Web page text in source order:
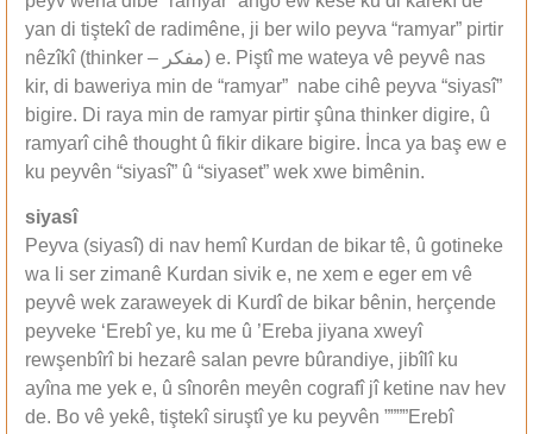
yan di tiştekî de radimêne, ji ber wilo peyva “ramyar” pirtir
nêzîkî (thinker – مفكر) e. Piştî me wateya vê peyvê nas
kir, di baweriya min de “ramyar” nabe cihê peyva “siyasî”
bigire. Di raya min de ramyar pirtir şûna thinker digire, û
ramyarî cihê thought û fikir dikare bigire. İnca ya baş ew e
ku peyvên “siyasî” û “siyaset” wek xwe bimênin.
siyasî
Peyva (siyasî) di nav hemî Kurdan de bikar tê, û gotineke
wa li ser zimanê Kurdan sivik e, ne xem e eger em vê
peyvê wek zaraweyek di Kurdî de bikar bênin, herçende
peyveke ‘Erebî ye, ku me û ’Ereba jiyana xweyî
rewşenbîrî bi hezarê salan pevre bûrandiye, jibîlî ku
ayîna me yek e, û sînorên meyên cografî jî ketine nav hev
de. Bo vê yekê, tiştekî siruştî ye ku peyvên ””””Erebî